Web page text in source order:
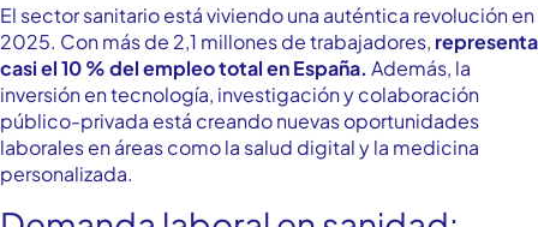
El sector sanitario está viviendo una auténtica revolución en
2025. Con más de 2,1 millones de trabajadores, representa
casi el 10 % del empleo total en España. Además, la
inversión en tecnología, investigación y colaboración
público-privada está creando nuevas oportunidades
laborales en áreas como la salud digital y la medicina
personalizada.